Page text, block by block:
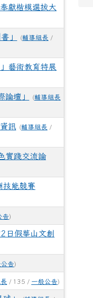
獻楷模選拔大
」 (輔導組長 /
藝術教育特展
壇」 (輔導組長
訊 (輔導組長 /
實踐交流論
技能競賽
告)
日假華山文創
告)
/ 135 / 一般公告)